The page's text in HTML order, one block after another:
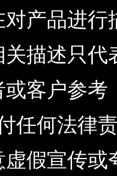
产品进
描述只
客户参
任何法律
假宣传